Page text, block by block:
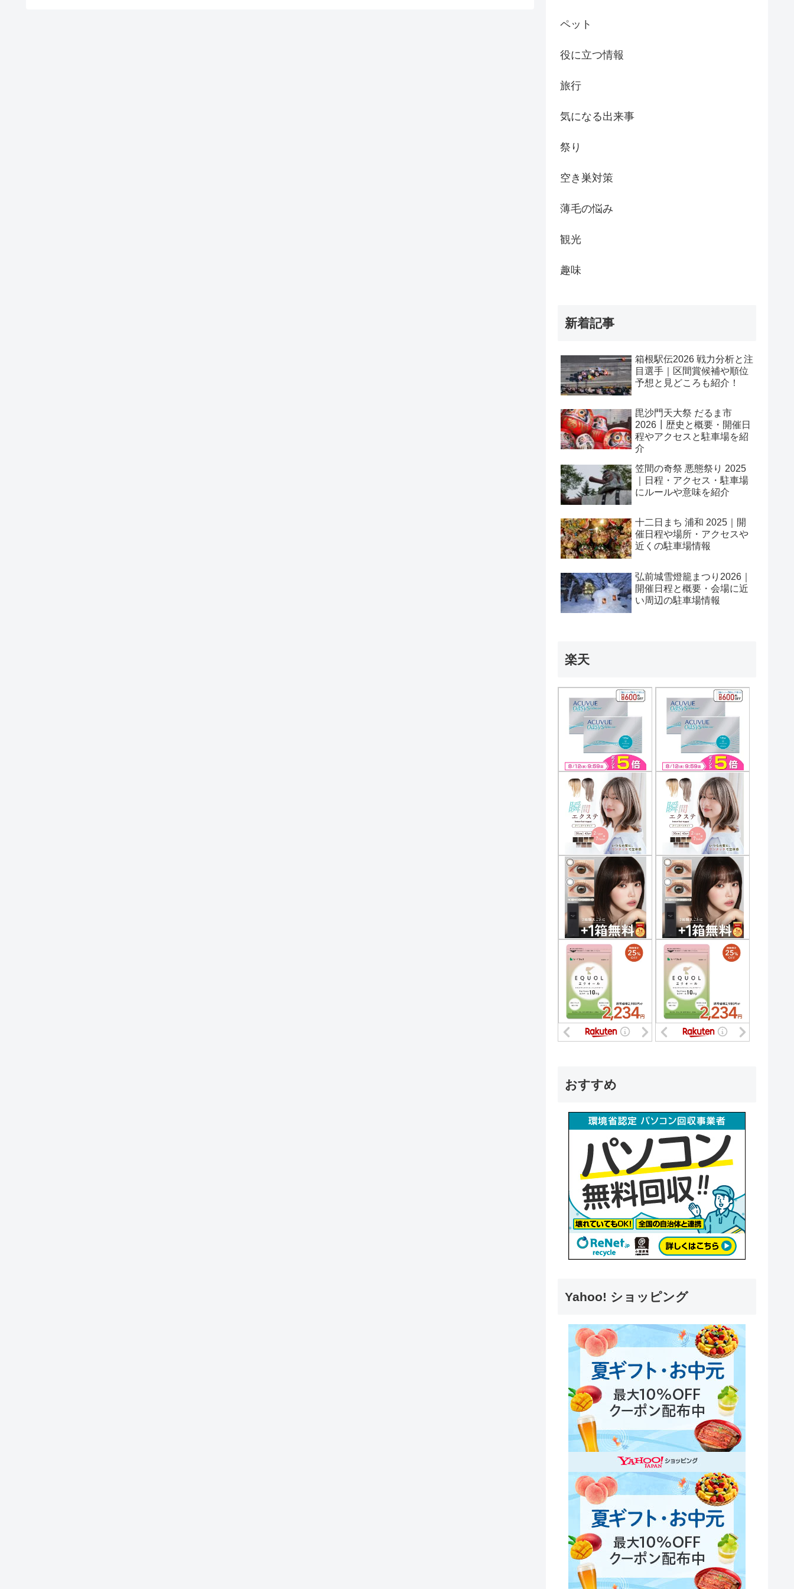
ペット
役に立つ情報
旅行
気になる出来事
祭り
空き巣対策
薄毛の悩み
観光
趣味
新着記事
箱根駅伝2026 戦力分析と注
目選手｜区間賞候補や順位
予想と見どころも紹介！
毘沙門天大祭 だるま市
2026┃歴史と概要・開催日
程やアクセスと駐車場を紹
介
笠間の奇祭 悪態祭り 2025
｜日程・アクセス・駐車場
にルールや意味を紹介
十二日まち 浦和 2025｜開
催日程や場所・アクセスや
近くの駐車場情報
弘前城雪燈籠まつり2026｜
開催日程と概要・会場に近
い周辺の駐車場情報
楽天
おすすめ
Yahoo! ショッピング